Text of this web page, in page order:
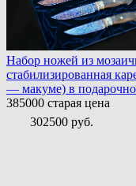
Набор ножей из
стабилизированная
— макуме) в
385000 старая цена
302500 руб.